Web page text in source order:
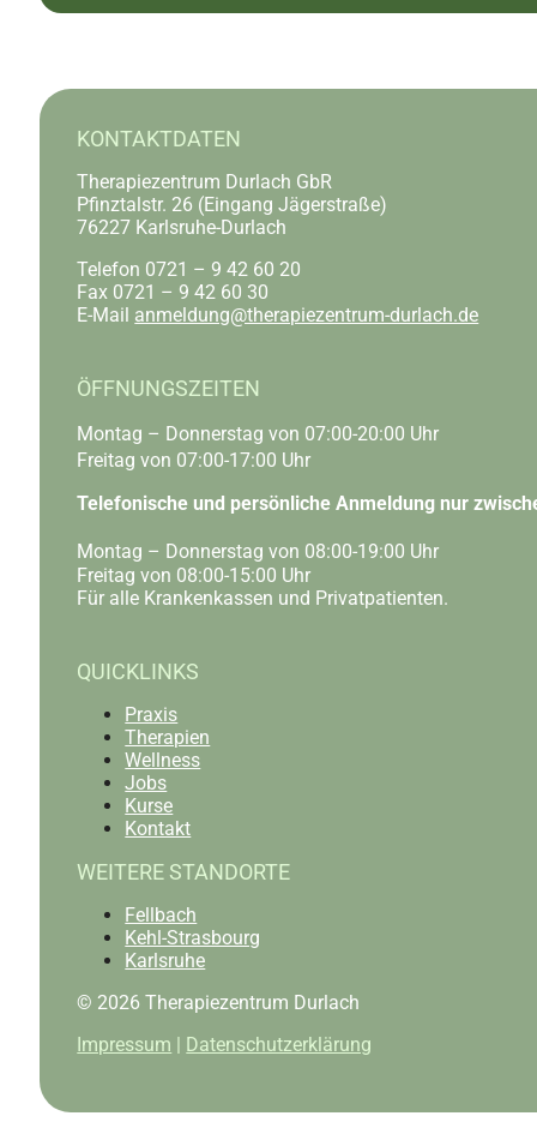
KONTAKTDATEN
Therapiezentrum Durlach GbR
Pfinztalstr. 26 (Eingang Jägerstraße)
76227 Karlsruhe-Durlach
Telefon 0721 – 9 42 60 20
Fax 0721 – 9 42 60 30
E-Mail anmeldung@therapiezentrum-durlach.de
ÖFFNUNGSZEITEN
Montag – Donnerstag von 07:00-20:00 Uhr
Freitag von 07:00-17:00 Uhr
Telefonische und persönliche Anmeldung nur
Montag – Donnerstag von 08:00-19:00 Uhr
Freitag von 08:00-15:00 Uhr
Für alle Krankenkassen und Privatpatienten.
QUICKLINKS
Praxis
Therapien
Wellness
Jobs
Kurse
Kontakt
WEITERE STANDORTE
Fellbach
Kehl-Strasbourg
Karlsruhe
© 2026 Therapiezentrum Durlach
Impressum | Datenschutzerklärung